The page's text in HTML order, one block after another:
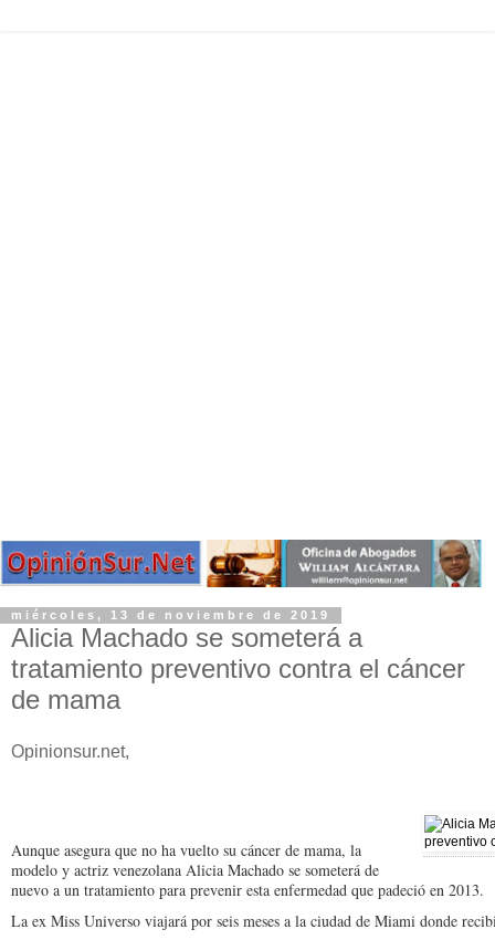
miércoles, 13 de noviembre de 2019
Alicia Machado se someterá a
tratamiento preventivo contra el cáncer
de mama
Opinionsur.net,
Aunque asegura que no ha vuelto su cáncer de mama, la
modelo y actriz venezolana Alicia Machado se someterá de
nuevo a un tratamiento para prevenir esta enfermedad que padeció en 2013.
La ex Miss Universo viajará por seis meses a la ciudad de Miami donde